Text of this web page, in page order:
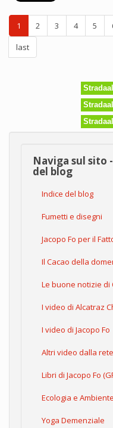
Franco
Berrino
Jacopo
sperimentare
a
1 2 3 4 5
last
Naviga sul sito
del blog
Indice del blog
Fumetti e disegni
Jacopo Fo per il
Il Cacao della
Le buone notizie di
I video di Alcatraz
I video di Jacopo Fo
Altri video dalla rete
Libri di Jacopo Fo
Ecologia e Ambiente
Yoga Demenziale